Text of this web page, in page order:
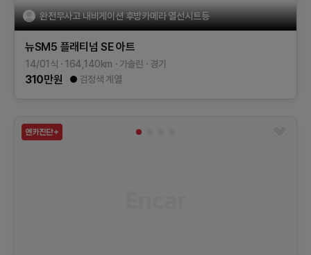
완전무사고 내비게이션 후방카메라 열선시트등
뉴SM5 플래티넘 SE아트
14/01식 164,140km 가솔린 경기
310만원 검정색 계열